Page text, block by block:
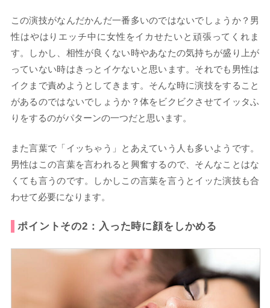
この演技がなんだかんだ一番多いのではないでしょうか？男
性はやはりエッチ中に女性をイカせたいと頑張ってくれま
す。しかし、相性が良くない時やあなたの気持ちが盛り上が
っていない時はきっとイケないと思います。それでも男性は
イクまで責めようとしてきます。そんな時に演技をすること
があるのではないでしょうか？体をビクビクさせてイッタふ
りをするのがパターンの一つだと思います。
また言葉で「イッちゃう」とあえていう人も多いようです。
男性はこの言葉を言われると興奮するので、そんなことはな
くても言うのです。しかしこの言葉を言うとイッた演技も合
わせて必要になります。
ポイントその2：入った時に顔をしかめる